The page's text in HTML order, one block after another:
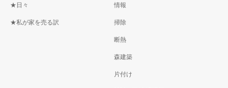
★日々
★私が家を売る訳
情報
掃除
断熱
森建築
片付け